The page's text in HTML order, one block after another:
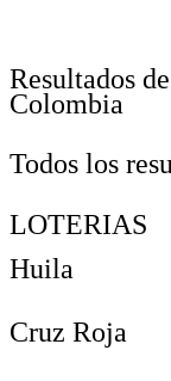
Resultados
Colombia
Todos los
LOTERIAS
Huila
Cruz Roja